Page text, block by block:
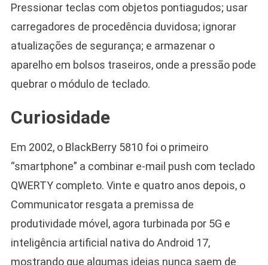
Pressionar teclas com objetos pontiagudos; usar
carregadores de procedência duvidosa; ignorar
atualizações de segurança; e armazenar o
aparelho em bolsos traseiros, onde a pressão pode
quebrar o módulo de teclado.
Curiosidade
Em 2002, o BlackBerry 5810 foi o primeiro
“smartphone” a combinar e-mail push com teclado
QWERTY completo. Vinte e quatro anos depois, o
Communicator resgata a premissa de
produtividade móvel, agora turbinada por 5G e
inteligência artificial nativa do Android 17,
mostrando que algumas ideias nunca saem de